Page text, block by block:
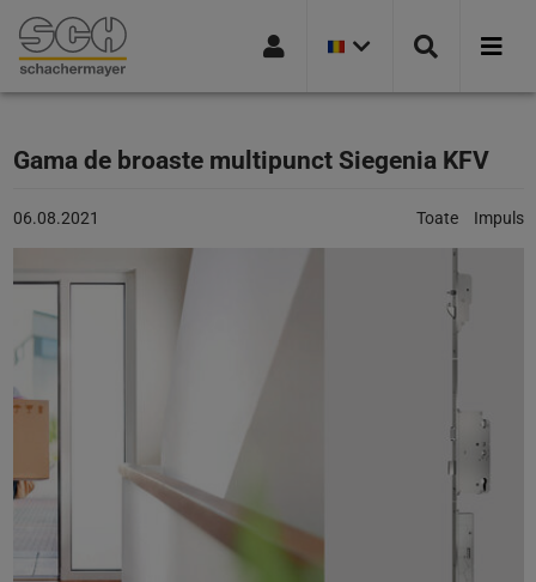
Gama de broaste multipunct Siegenia KFV
Articol
06.08.2021 Categorii:
Toate Impuls